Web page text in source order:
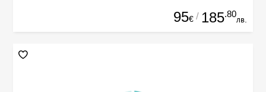
95€ / 185.80
лв.